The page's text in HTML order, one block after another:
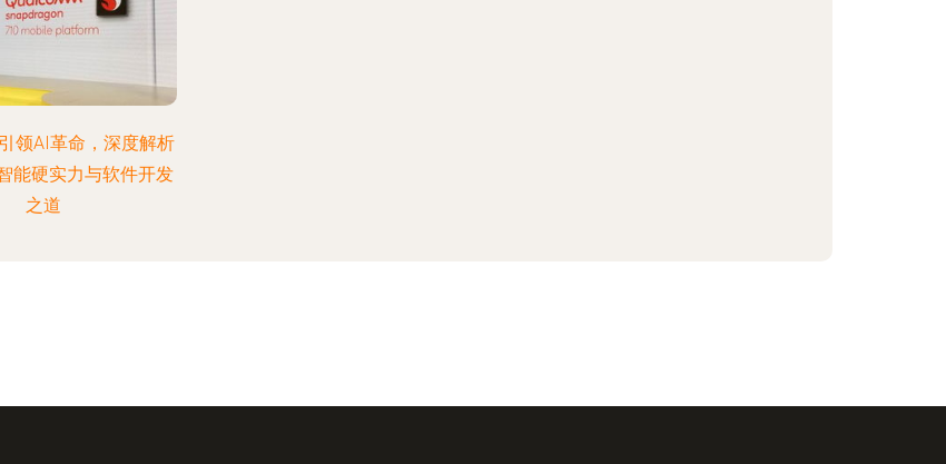
领AI革命，深度解析
能硬实力与软件开发
之道